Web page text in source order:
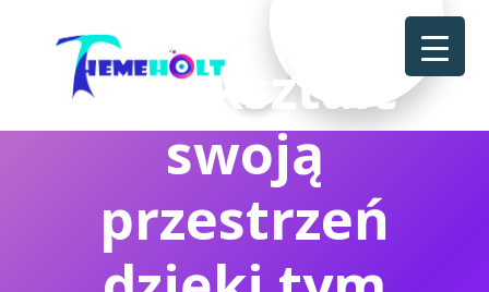
Przekształć
swoją
przestrzeń